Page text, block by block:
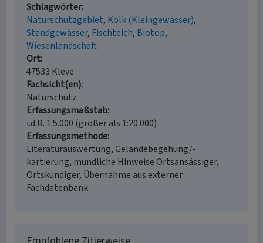
Schlagwörter
Naturschutzgebiet Kolk (Kleingewässer)
Standgewässer Fischteich Biotop
Wiesenlandschaft
Ort
47533 Kleve
Fachsicht(en)
Naturschutz
Erfassungsmaßstab
i.d.R. 1:5.000 (größer als 1:20.000)
Erfassungsmethode
Literaturauswertung, Geländebegehung/-
kartierung, mündliche Hinweise Ortsansässiger,
Ortskundiger, Übernahme aus externer
Fachdatenbank